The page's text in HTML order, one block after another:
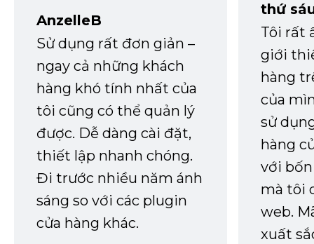
AnzelleB
Sử dụng rất đơn giản –
ngay cả những khách
hàng khó tính nhất của
tôi cũng có thể quản lý
được. Dễ dàng cài đặt,
thiết lập nhanh chóng.
Đi trước nhiều năm ánh
sáng so với các plugin
cửa hàng khác.
thứ
Tôi rất
giới
hàng
của
sử
hàng
với
mà tôi
web.
xuất